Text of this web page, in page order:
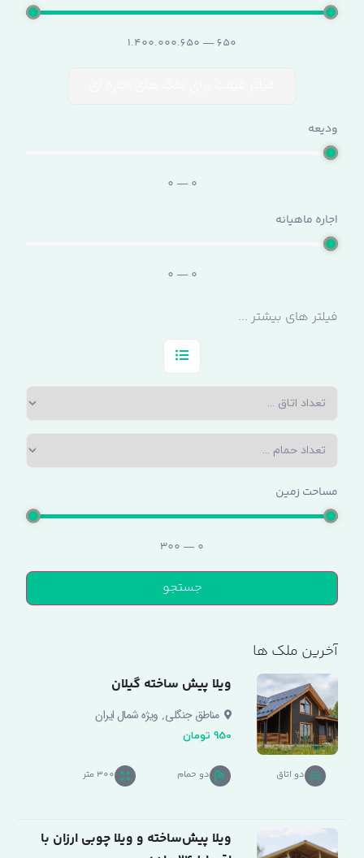
650
—
1.400.000.650
ودیعه
0
—
0
اجاره ماهیانه
0
—
0
فیلتر های بیشتر ...
مساحت زمین
0
—
300
جستجو
آخرین ملک ها
ویلا پیش ساخته گیلان
مناطق جنگلی, ویژه شمال ایران
950 تومان
دو اتاق دو حمام 300 متر
ویلا پیش‌ساخته و ویلا چوبی ارزان با